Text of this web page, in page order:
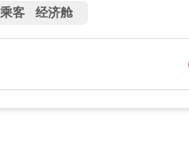
客 经济舱